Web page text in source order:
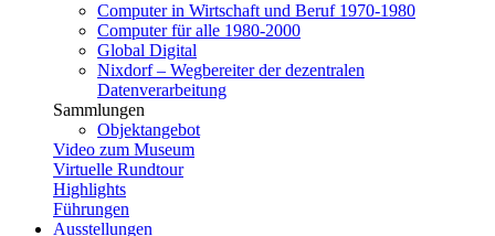
Computer in Wirtschaft und Beruf 1970-1980
Computer für alle 1980-2000
Global Digital
Nixdorf – Wegbereiter der dezentralen
Datenverarbeitung
Sammlungen
Objektangebot
Video zum Museum
Virtuelle Rundtour
Highlights
Führungen
Ausstellungen